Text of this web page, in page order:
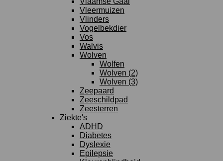
Vleermuizen
Vlinders
Vogelbekdier
Vos
Walvis
Wolven
Wolfen
Wolven (2)
Wolven (3)
Zeepaard
Zeeschildpad
Zeesterren
Ziekte's
ADHD
Diabetes
Dyslexie
Epilepsie